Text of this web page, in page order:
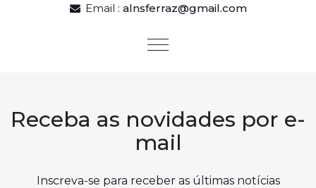
Email : alnsferraz@gmail.com
Toggle
Receba as novidades por e-
mail
Inscreva-se para receber as últimas notícias